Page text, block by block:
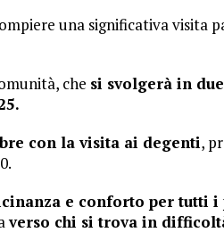
una significativa visita
che si svolgerà in
con la visita ai degenti,
e conforto per tutti
verso chi si trova in